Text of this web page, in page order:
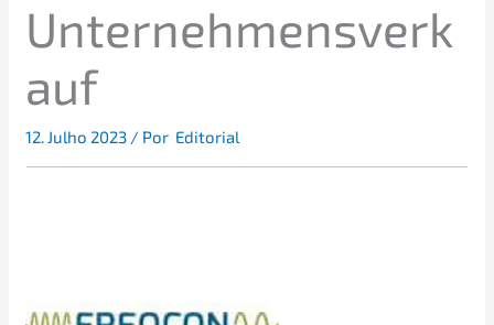
Unternehmensverk
auf
12. Julho 2023 / Por Editorial